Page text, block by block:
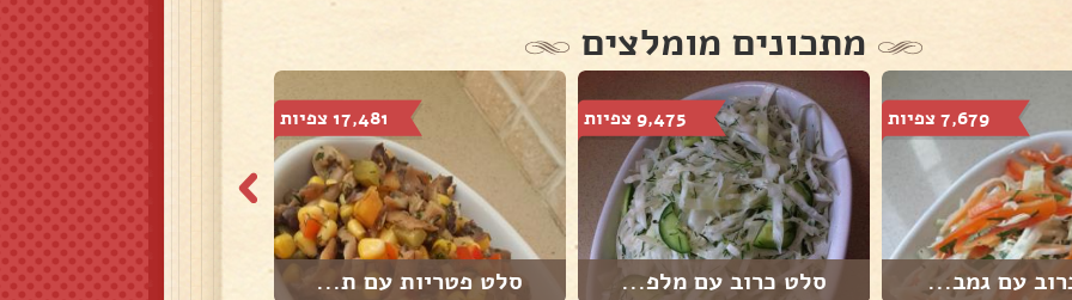
מתכונים מומלצים
7,679 צפיות
עם גמב...
9,475 צפיות
סלט כרוב עם מלפ...
17,481 צפיות
סלט פטריות עם ת...